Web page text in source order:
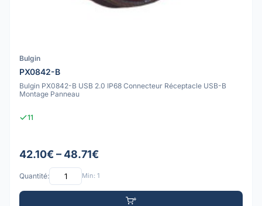
Bulgin
PX0842-B
Bulgin PX0842-B USB 2.0 IP68 Connecteur Réceptacle USB-B
Montage Panneau
11
42.10€ – 48.71€
Quantité: Min: 1